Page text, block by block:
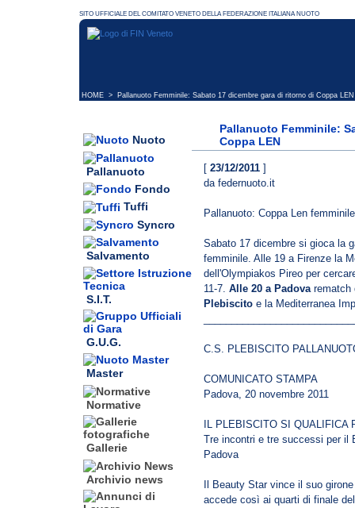
HOME > Pallanuoto Femminile: Sabato 17 dicembre gara di ritorno di Coppa LEN
Nuoto
Pallanuoto
Fondo
Tuffi
Syncro
Salvamento
S.I.T.
G.U.G.
Master
Normative
Gallerie
Archivio news
Pallanuoto Femminile:
Coppa LEN
[ 23/12/2011 ]
da federnuoto.it
Pallanuoto: Coppa Len
Sabato 17 dicembre si gioca la
femminile. Alle 19 a Firenze la
dell'Olympiakos Pireo per
11-7. Alle 20 a Padovarematch
Plebiscito e la Mediterranea
C.S. PLEBISCITO
COMUNICATO STAMPA
Padova, 20 novembre 2011
IL PLEBISCITO SI QUALIFICA
Tre incontri e tre successi per il
Padova
Il Beauty Star vince il suo
accede così ai quarti di finale